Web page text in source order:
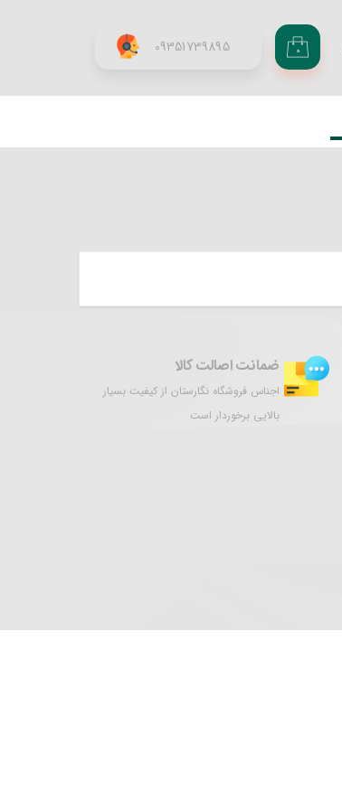
09351739895 ۰
ضمانت اصالت کالا
اجناس فروشگاه نگارستان از کیفیت بسیار
بالایی برخوردار است